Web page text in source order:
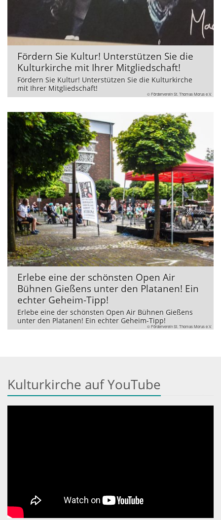
Fördern Sie Kultur! Unterstützen Sie die
Kulturkirche mit Ihrer Mitgliedschaft!
Fördern Sie Kultur! Unterstützen Sie die Kulturkirche
mit Ihrer Mitgliedschaft!
© Förderverein St. Thomas Morus e.V.
Erlebe eine der schönsten Open Air
Bühnen Gießens unter den Platanen! Ein
echter Geheim-Tipp!
Erlebe eine der schönsten Open Air Bühnen Gießens
unter den Platanen! Ein echter Geheim-Tipp!
© Förderverein St. Thomas Morus e.V.
Kulturkirche auf YouTube